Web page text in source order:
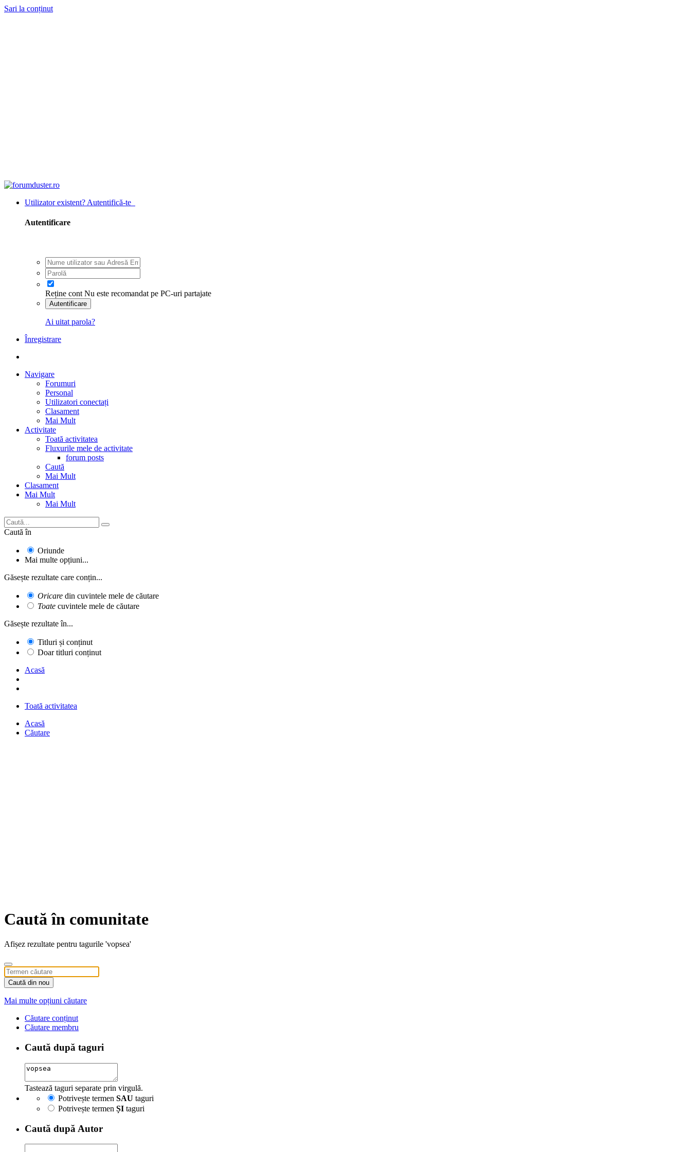
Sari la conținut
Utilizator existent? Autentifică-te
Autentificare
Reține cont Nu este recomandat pe PC-uri partajate
Autentificare
Ai uitat parola?
Înregistrare
Navigare
Forumuri
Personal
Utilizatori conectați
Clasament
Mai Mult
Activitate
Toată activitatea
Fluxurile mele de activitate
forum posts
Caută
Mai Mult
Clasament
Mai Mult
Mai Mult
Caută în
Oriunde
Mai multe opțiuni...
Găsește rezultate care conțin...
Oricare din cuvintele mele de căutare
Toate cuvintele mele de căutare
Găsește rezultate în...
Titluri și conținut
Doar titluri conținut
Acasă
Toată activitatea
Acasă
Căutare
Caută în comunitate
Afișez rezultate pentru tagurile 'vopsea'
Caută din nou
Mai multe opțiuni căutare
Căutare conținut
Căutare membru
Caută după taguri
Tastează taguri separate prin virgulă.
Potrivește termen SAU taguri
Potrivește termen ȘI taguri
Caută după Autor